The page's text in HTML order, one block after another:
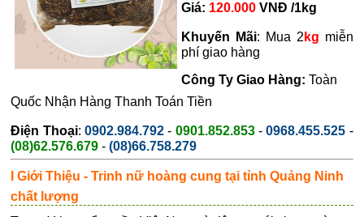
Giá: 120.000VNĐ /1kg
Khuyến Mãi: Mua 2 kg miễn
phí giao hàng
Công Ty Giao Hàng:Toàn
Quốc Nhận Hàng Thanh Toán Tiền
Điện Thoại: 0902.984.792 - 0901.852.853-0968.455.525 -
(08)62.576.679 -(08)66.758.279
I Giới Thiệu - Trinh nữ hoàng cung tại tỉnh Quảng Ninh
chất lượng